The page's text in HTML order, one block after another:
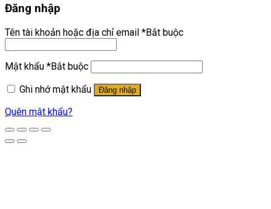
Đăng nhập
Tên tài khoản hoặc địa chỉ email *Bắt buộc
Mật khẩu *Bắt buộc
Ghi nhớ mật khẩu
Đăng nhập
Quên mật khẩu?